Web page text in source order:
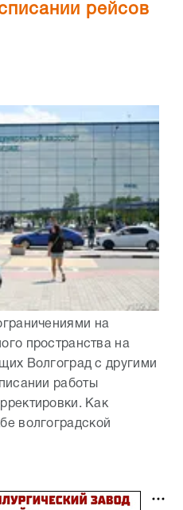
рейсов
на
пространства на
Волгоград с другими
работы
Как
волгоградской